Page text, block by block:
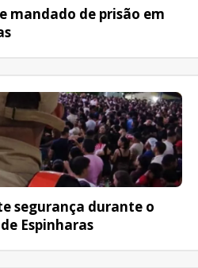
mandado de prisão em
segurança durante o
Espinharas